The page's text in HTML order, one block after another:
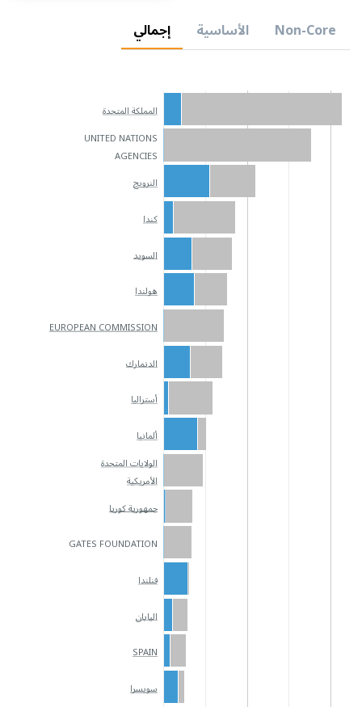
إجمالي الأساسية Non-Core
المملكة المتحدة
UNITED NATIONS
AGENCIES
النرويج
كندا
السويد
هولندا
EUROPEAN COMMISSION
الدنمارك
أستراليا
ألمانيا
الولايات المتحدة
الأمريكية
جمهورية كوريا
GATES FOUNDATION
فنلندا
اليابان
SPAIN
سويسرا